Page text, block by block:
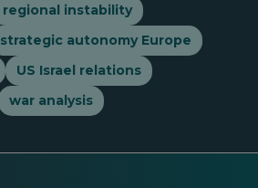
regional instability
strategic autonomy Europe
US Israel relations
war analysis